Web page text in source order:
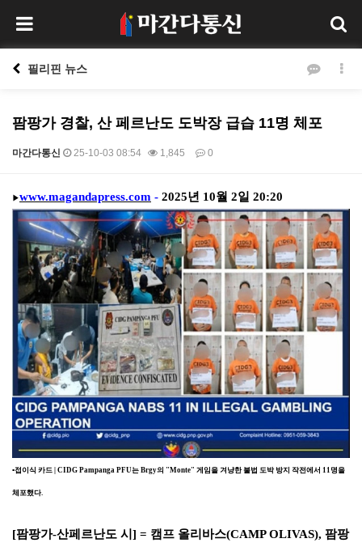
필리핀 뉴스
팜팡가 경찰, 산 페르난도 도박장 급습 11명 체포
마간다통신 25-10-03 08:54 1,845 0
본문
▶www.magandapress.com - 2025년 10월 2일 20:20
▪접이식 카드 | CIDG Pampanga PFU는 Brgy의 "Monte" 게임을 겨냥한 불법 도박 방지 작전에서 11 명을
체포했다
[팜팡가-산페르난도 시 ] = 캠프 올리바스(CAMP OLIVAS), 팜팡